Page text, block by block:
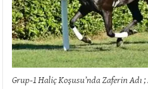
Grup-1 Haliç Koşusu’nda Zaferin Adı ;